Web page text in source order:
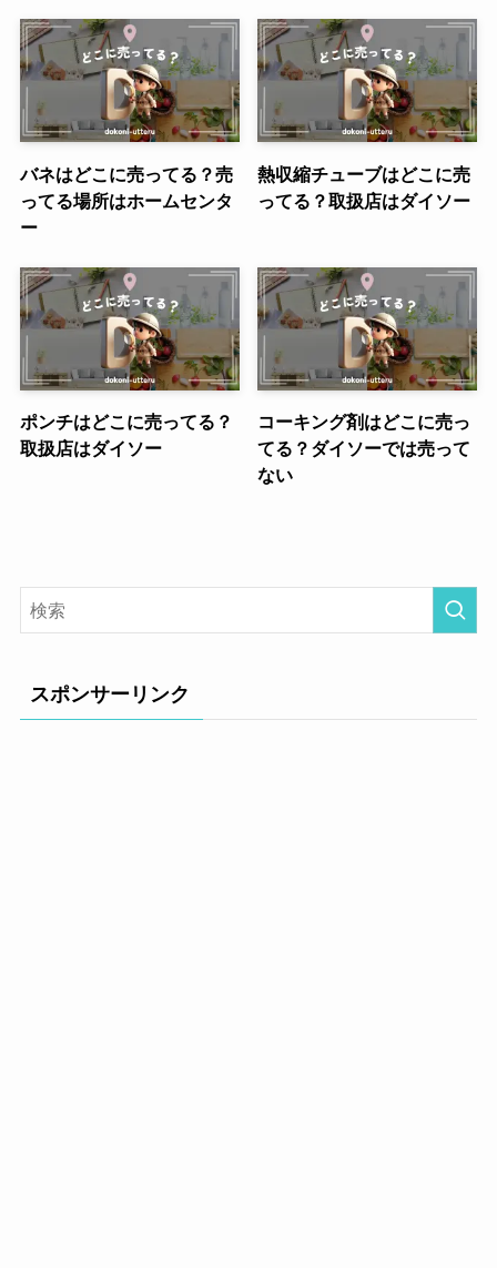
バネはどこに売ってる？売
ってる場所はホームセンタ
ー
熱収縮チューブはどこに売
ってる？取扱店はダイソー
ポンチはどこに売ってる？
取扱店はダイソー
コーキング剤はどこに売っ
てる？ダイソーでは売って
ない
スポンサーリンク